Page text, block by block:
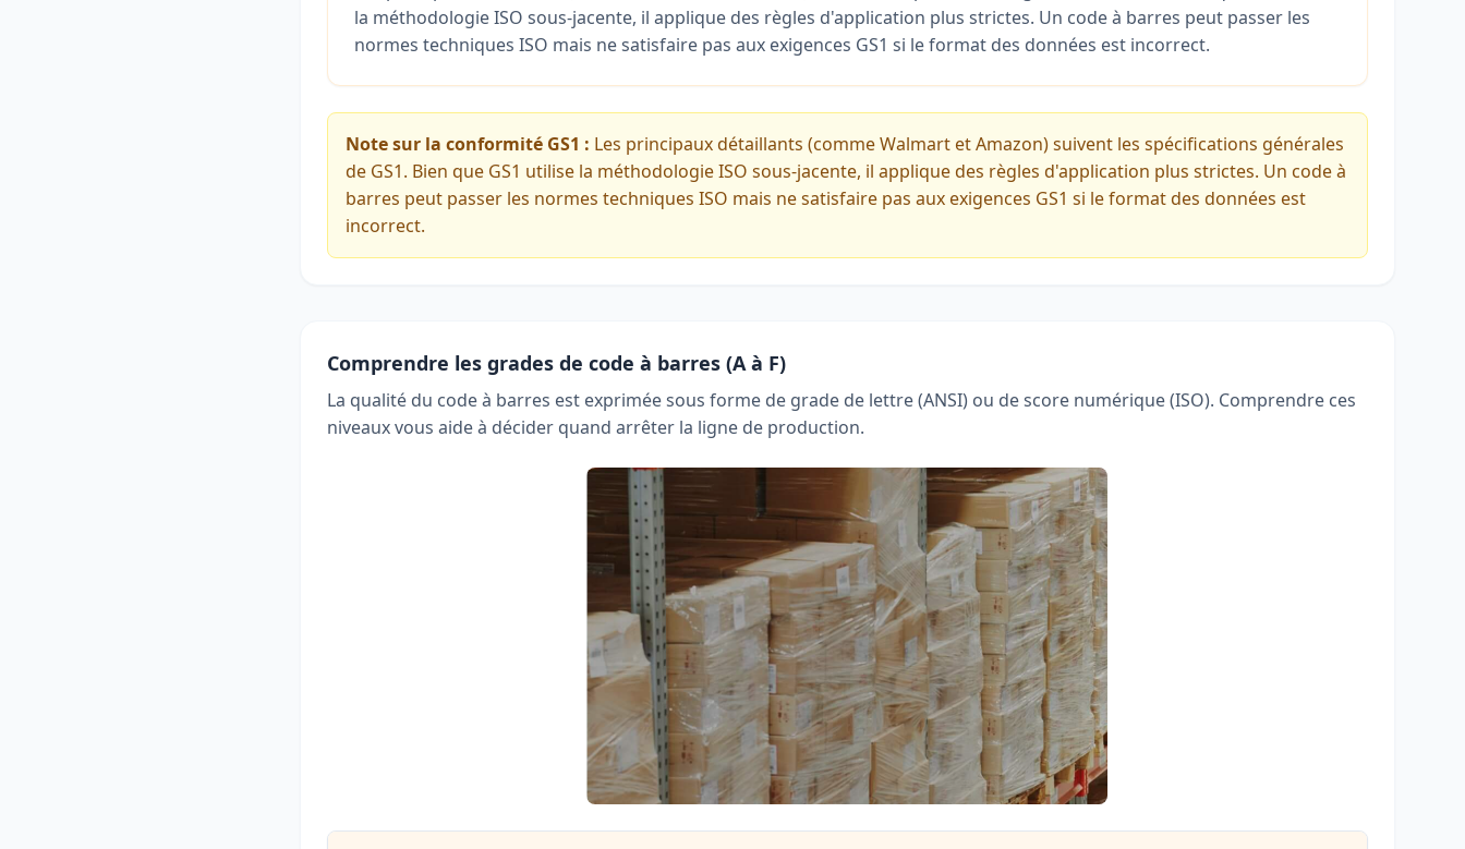
la méthodologie ISO sous-jacente, il applique des règles d'application plus strictes. Un code à barres peut passer les
normes techniques ISO mais ne satisfaire pas aux exigences GS1 si le format des données est incorrect.
Note sur la conformité GS1 : Les principaux détaillants (comme Walmart et Amazon) suivent les spécifications générales
de GS1. Bien que GS1 utilise la méthodologie ISO sous-jacente, il applique des règles d'application plus strictes. Un code à
barres peut passer les normes techniques ISO mais ne satisfaire pas aux exigences GS1 si le format des données est
incorrect.
Comprendre les grades de code à barres (A à F)
La qualité du code à barres est exprimée sous forme de grade de lettre (ANSI) ou de score numérique (ISO). Comprendre ces
niveaux vous aide à décider quand arrêter la ligne de production.